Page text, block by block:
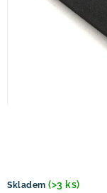
Moje objednávka
Skladem (>3 ks)